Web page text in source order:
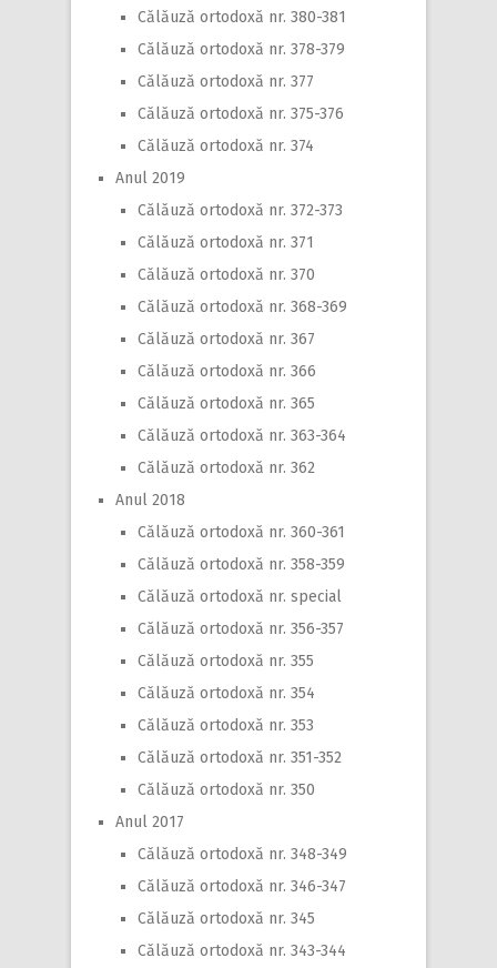
Călăuză ortodoxă nr. 380-381
Călăuză ortodoxă nr. 378-379
Călăuză ortodoxă nr. 377
Călăuză ortodoxă nr. 375-376
Călăuză ortodoxă nr. 374
Anul 2019
Călăuză ortodoxă nr. 372-373
Călăuză ortodoxă nr. 371
Călăuză ortodoxă nr. 370
Călăuză ortodoxă nr. 368-369
Călăuză ortodoxă nr. 367
Călăuză ortodoxă nr. 366
Călăuză ortodoxă nr. 365
Călăuză ortodoxă nr. 363-364
Călăuză ortodoxă nr. 362
Anul 2018
Călăuză ortodoxă nr. 360-361
Călăuză ortodoxă nr. 358-359
Călăuză ortodoxă nr. special
Călăuză ortodoxă nr. 356-357
Călăuză ortodoxă nr. 355
Călăuză ortodoxă nr. 354
Călăuză ortodoxă nr. 353
Călăuză ortodoxă nr. 351-352
Călăuză ortodoxă nr. 350
Anul 2017
Călăuză ortodoxă nr. 348-349
Călăuză ortodoxă nr. 346-347
Călăuză ortodoxă nr. 345
Călăuză ortodoxă nr. 343-344